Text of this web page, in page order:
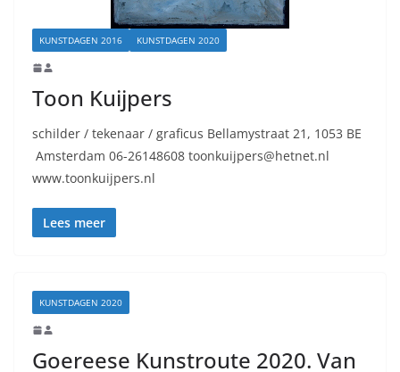
KUNSTDAGEN 2016 KUNSTDAGEN 2020
Toon Kuijpers
schilder / tekenaar / graficus Bellamystraat 21, 1053 BE
Amsterdam 06-26148608 toonkuijpers@hetnet.nl
www.toonkuijpers.nl
Lees meer
KUNSTDAGEN 2020
Goereese Kunstroute 2020. Van